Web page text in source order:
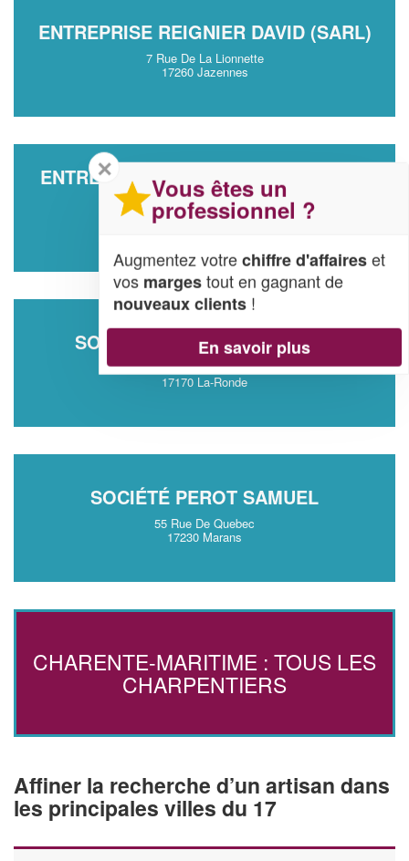
ENTREPRISE REIGNIER DAVID (SARL)
7 Rue De La Lionnette
17260 Jazennes
ENTREPRISE TECHNIC COUVERTURE
(SARL)
3 Rue De La Cure
SOCIÉTÉ TOURNETTE SIMON
4 Rue Des Mothes
17170 La-Ronde
SOCIÉTÉ PEROT SAMUEL
55 Rue De Quebec
17230 Marans
CHARENTE-MARITIME : TOUS LES
CHARPENTIERS
Affiner la recherche d’un artisan dans
les principales villes du 17
✕
Vous êtes un
professionnel ?
Augmentez votrechiffre d'affaireset
vos margestout en gagnant de
nouveaux clients !
En savoir plus